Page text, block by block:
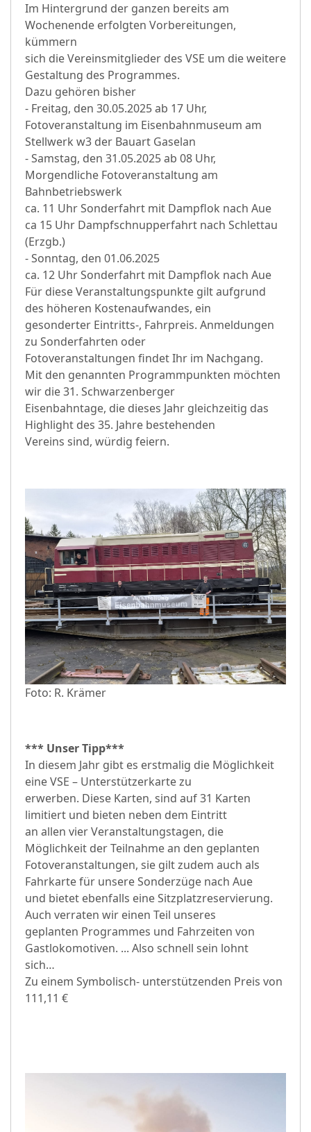
Im Hintergrund der ganzen bereits am
Wochenende erfolgten Vorbereitungen,
kümmern
sich die Vereinsmitglieder des VSE um die weitere
Gestaltung des Programmes.
Dazu gehören bisher
- Freitag, den 30.05.2025 ab 17 Uhr,
Fotoveranstaltung im Eisenbahnmuseum am
Stellwerk w3 der Bauart Gaselan
- Samstag, den 31.05.2025 ab 08 Uhr,
Morgendliche Fotoveranstaltung am
Bahnbetriebswerk
ca. 11 Uhr Sonderfahrt mit Dampflok nach Aue
ca 15 Uhr Dampfschnupperfahrt nach Schlettau
(Erzgb.)
- Sonntag, den 01.06.2025
ca. 12 Uhr Sonderfahrt mit Dampflok nach Aue
Für diese Veranstaltungspunkte gilt aufgrund
des höheren Kostenaufwandes, ein
gesonderter Eintritts-, Fahrpreis. Anmeldungen
zu Sonderfahrten oder
Fotoveranstaltungen findet Ihr im Nachgang.
Mit den genannten Programmpunkten möchten
wir die 31. Schwarzenberger
Eisenbahntage, die dieses Jahr gleichzeitig das
Highlight des 35. Jahre bestehenden
Vereins sind, würdig feiern.
Foto: R. Krämer
*** Unser Tipp***
In diesem Jahr gibt es erstmalig die Möglichkeit
eine VSE – Unterstützerkarte zu
erwerben. Diese Karten, sind auf 31 Karten
limitiert und bieten neben dem Eintritt
an allen vier Veranstaltungstagen, die
Möglichkeit der Teilnahme an den geplanten
Fotoveranstaltungen, sie gilt zudem auch als
Fahrkarte für unsere Sonderzüge nach Aue
und bietet ebenfalls eine Sitzplatzreservierung.
Auch verraten wir einen Teil unseres
geplanten Programmes und Fahrzeiten von
Gastlokomotiven. ... Also schnell sein lohnt
sich…
Zu einem Symbolisch- unterstützenden Preis von
111,11 €